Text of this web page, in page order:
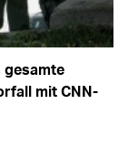
gesamte
mit CNN-